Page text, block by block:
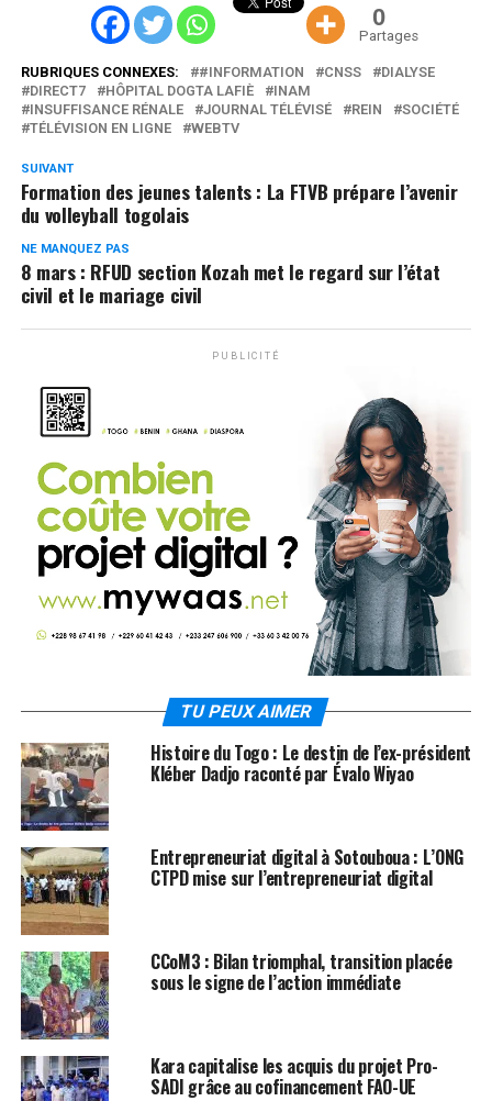
0
Partages
RUBRIQUES CONNEXES: #INFORMATION CNSS
DIALYSE
DIRECT7
HÔPITAL DOGTA LAFIÈ
INAM
INSUFFISANCE RÉNALE
JOURNAL TÉLÉVISÉ REIN
SOCIÉTÉ
TÉLÉVISION EN LIGNE
WEBTV
SUIVANT
Formation des jeunes talents : La FTVB prépare l’avenir
du volleyball togolais
NE MANQUEZ PAS
8 mars : RFUD section Kozah met le regard sur l’état
civil et le mariage civil
PUBLICITÉ
TU PEUX AIMER
Histoire du Togo : Le destin de l’ex-président
Kléber Dadjo raconté par Évalo Wiyao
Entrepreneuriat digital à Sotouboua : L’ONG
CTPD mise sur l’entrepreneuriat digital
CCoM3 : Bilan triomphal, transition placée
sous le signe de l’action immédiate
Kara capitalise les acquis du projet Pro-
SADI grâce au cofinancement FAO-UE